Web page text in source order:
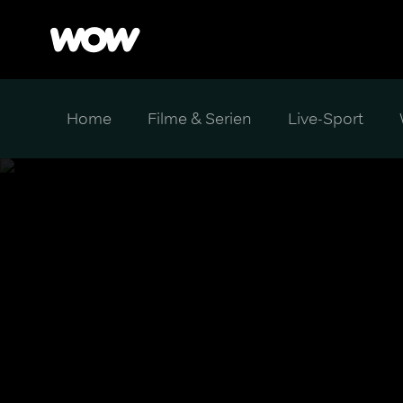
Home Filme & Serien Live-Sport